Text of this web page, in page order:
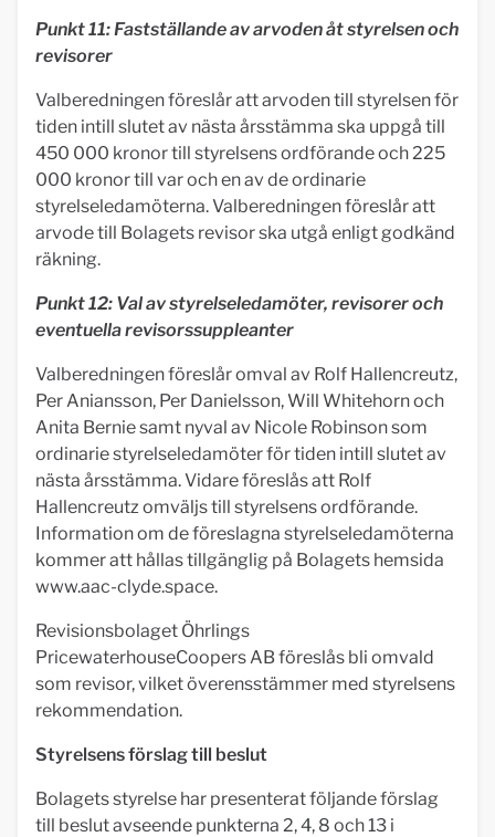
Punkt 11: Fastställande av arvoden åt styrelsen och
revisorer
Valberedningen föreslår att arvoden till styrelsen för
tiden intill slutet av nästa årsstämma ska uppgå till
450 000 kronor till styrelsens ordförande och 225
000 kronor till var och en av de ordinarie
styrelseledamöterna. Valberedningen föreslår att
arvode till Bolagets revisor ska utgå enligt godkänd
räkning.
Punkt 12: Val av styrelseledamöter, revisorer och
eventuella revisorssuppleanter
Valberedningen föreslår omval av Rolf Hallencreutz,
Per Aniansson, Per Danielsson, Will Whitehorn och
Anita Bernie samt nyval av Nicole Robinson som
ordinarie styrelseledamöter för tiden intill slutet av
nästa årsstämma. Vidare föreslås att Rolf
Hallencreutz omväljs till styrelsens ordförande.
Information om de föreslagna styrelseledamöterna
kommer att hållas tillgänglig på Bolagets hemsida
www.aac-clyde.space.
Revisionsbolaget Öhrlings
PricewaterhouseCoopers AB föreslås bli omvald
som revisor, vilket överensstämmer med styrelsens
rekommendation.
Styrelsens förslag till beslut
Bolagets styrelse har presenterat följande förslag
till beslut avseende punkterna 2, 4, 8 och 13 i